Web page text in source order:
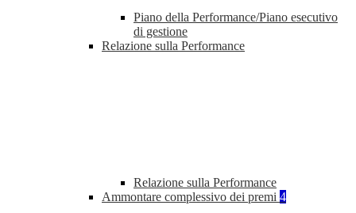
Piano della Performance/Piano esecutivo
di gestione
Relazione sulla Performance
Relazione sulla Performance
Ammontare complessivo dei premi 4